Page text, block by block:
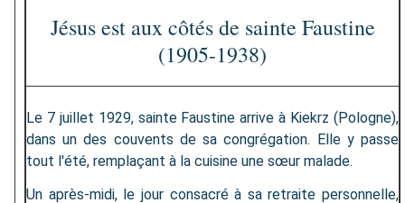
Jésus est aux côtés de sainte Faustine
(1905-1938)
Le 7 juillet 1929, sainte Faustine arrive à Kiekrz (Pologne),
dans un des couvents de sa congrégation. Elle y passe
tout l'été, remplaçant à la cuisine une sœur malade.
Un après-midi, le jour consacré à sa retraite personnelle,